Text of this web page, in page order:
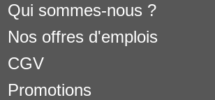
Qui sommes-nous ?
Nos offres d'emplois
CGV
Promotions